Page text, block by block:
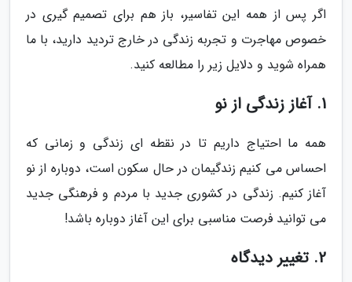
اگر پس از همه این تفاسیر، باز هم برای تصمیم گیری در
خصوص مهاجرت و تجربه زندگی در خارج تردید دارید، با ما
همراه شوید و دلایل زیر را مطالعه کنید.
1. آغاز زندگی از نو
همه ما احتیاج داریم تا در نقطه ای زندگی و زمانی که
احساس می کنیم زندگیمان در حال سکون است، دوباره از نو
آغاز کنیم. زندگی در کشوری جدید با مردم و فرهنگی جدید
می توانید فرصت مناسبی برای این آغاز دوباره باشد!
2. تغییر دیدگاه